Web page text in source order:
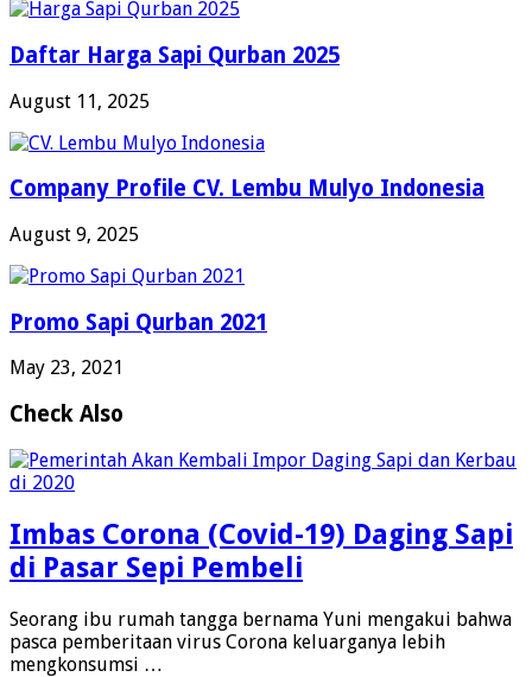
Daftar Harga Sapi Qurban 2025
August 11, 2025
Company Profile CV. Lembu Mulyo Indonesia
August 9, 2025
Promo Sapi Qurban 2021
May 23, 2021
Check Also
Imbas Corona (Covid-19) Daging Sapi
di Pasar Sepi Pembeli
Seorang ibu rumah tangga bernama Yuni mengakui bahwa
pasca pemberitaan virus Corona keluarganya lebih
mengkonsumsi …